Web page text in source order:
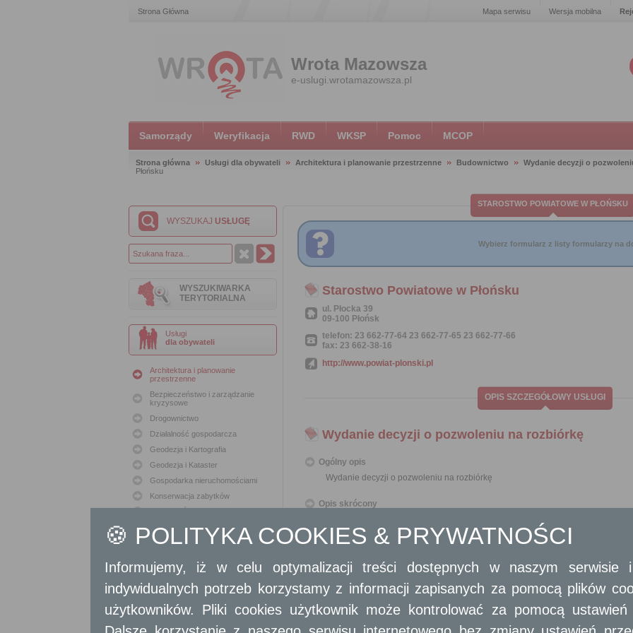
Strona Główna Mapa serwisu Wersja mobilna
Wrota Mazowsza
e-uslugi.wrotamazowsza.pl
Samorządy Weryfikacja RWD WKSP Pomoc MCOP
Strona główna Usługi dla obywateli Architektura i planowanie przestrzenne Budownictwo Wydanie decyzji o
Płońsku
WYSZUKAJ USŁUGĘ
WYSZUKIWARKA
TERYTORIALNA
Usługi
dla obywateli
Architektura i planowanie
przestrzenne
Bezpieczeństwo i zarządzanie
kryzysowe
Drogownictwo
Działalność gospodarcza
Geodezja i Kartografia
Geodezja i Kataster
Gospodarka nieruchomościami
Konserwacja zabytków
Oświata
Podatki i opłaty lokalne
Polityka społeczna
Skargi i wnioski
Sport i Rekreacja
STAROSTWO POWIATOWE W PŁOŃSKU
Wybierz formularz z listy formularzy na
Starostwo Powiatowe w Płońsku
ul. Płocka 39
09-100 Płońsk
telefon: 23 662-77-64 23 662-77-65 23 662-77-66
fax: 23 662-38-16
http://www.powiat-plonski.pl
OPIS SZCZEGÓŁOWY USŁUGI
Wydanie decyzji o pozwoleniu na rozbiórkę
Ogólny opis
Wydanie decyzji o pozwoleniu na rozbiórkę
Opis skrócony
Decyzja o pozwoleniu na rozbiórkę wydawana jest na wniosek inwestora.
Zgodnie z art. 31 ustawy Prawo budowlane pozwolenia nie wymaga rozbiórka:
wysokości poniżej 8 m, jeżeli ich odległość od granicy działki jest nie
obiektów i urządzeń budowlanych, na budowę których nie jest
nie podlegają ochronie jako zabytki.
architektoniczno-budowlanej, w którym należy określić rodzaj, zakres i
W wypadki zamiaru rozbiórki takich obiektów wymagane jest jedynie
🍪 POLITYKA COOKIES & PRYWATNOŚCI
Informujemy, iż w celu optymalizacji treści dostępnych w naszym serwisie
indywidualnych potrzeb korzystamy z informacji zapisanych za pomocą plików
użytkowników. Pliki cookies użytkownik może kontrolować za pomocą